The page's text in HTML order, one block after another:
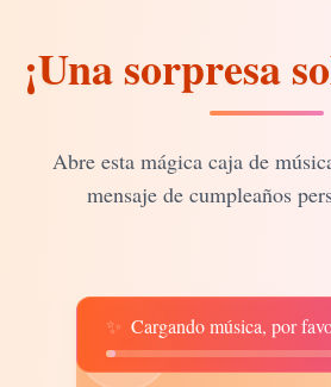
💝
¡Una sorpresa
Abre esta mágica caja de
mensaje de cumpleaños
♫
✨ Cargando música, por